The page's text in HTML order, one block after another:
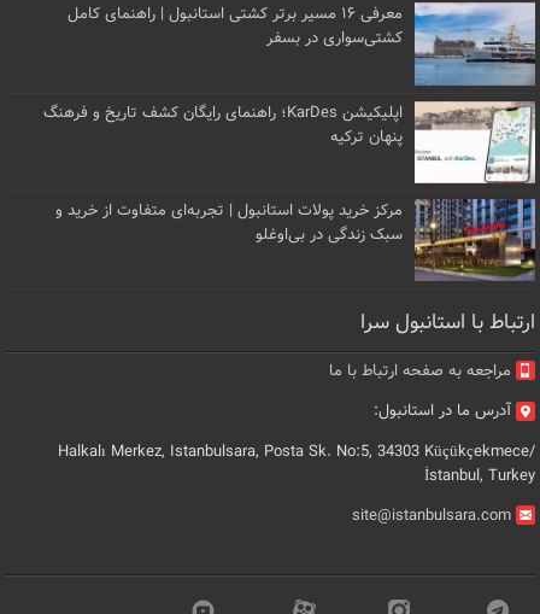
معرفی ۱۶ مسیر برتر کشتی استانبول | راهنمای کامل
کشتی‌سواری در بسفر
اپلیکیشن KarDes؛ راهنمای رایگان کشف تاریخ و فرهنگ
پنهان ترکیه
مرکز خرید پولات استانبول | تجربه‌ای متفاوت از خرید و
سبک زندگی در بی‌اوغلو
ارتباط با استانبول سرا
مراجعه به صفحه ارتباط با ما
آدرس ما در استانبول:
Halkalı Merkez, Istanbulsara, Posta Sk. No:5, 34303 Küçükçekmece/
İstanbul, Turkey
site@istanbulsara.com